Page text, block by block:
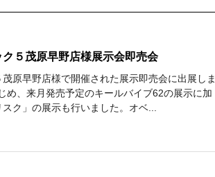
５茂原早野店様展示会即売会
原早野店様で開催された展示即売会に出展しま
め、来月発売予定のキールバイブ62の展示に加
ク」の展示も行いました。オベ...